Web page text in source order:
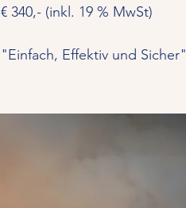
€ 340,- (inkl. 19 % MwSt)
"Einfach, Effektiv und Sicher"